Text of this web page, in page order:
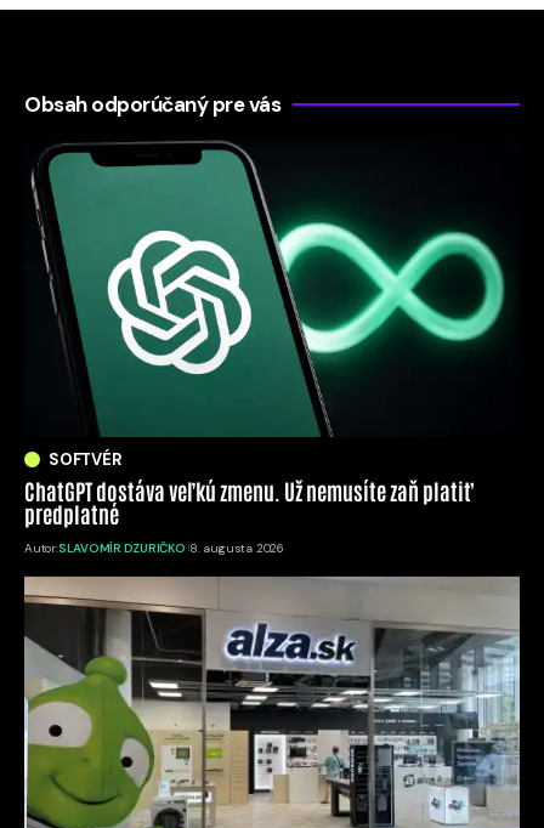
Obsah odporúčaný pre vás
SOFTVÉR
ChatGPT dostáva veľkú zmenu. Už nemusíte zaň platiť
predplatné
Autor:SLAVOMÍR DZURIČKO 8. augusta 2026